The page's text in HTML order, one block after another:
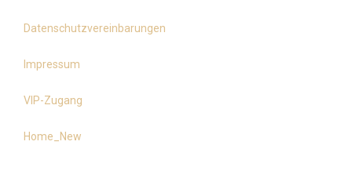
Datenschutzvereinbarungen
Impressum
VIP-Zugang
Home_New